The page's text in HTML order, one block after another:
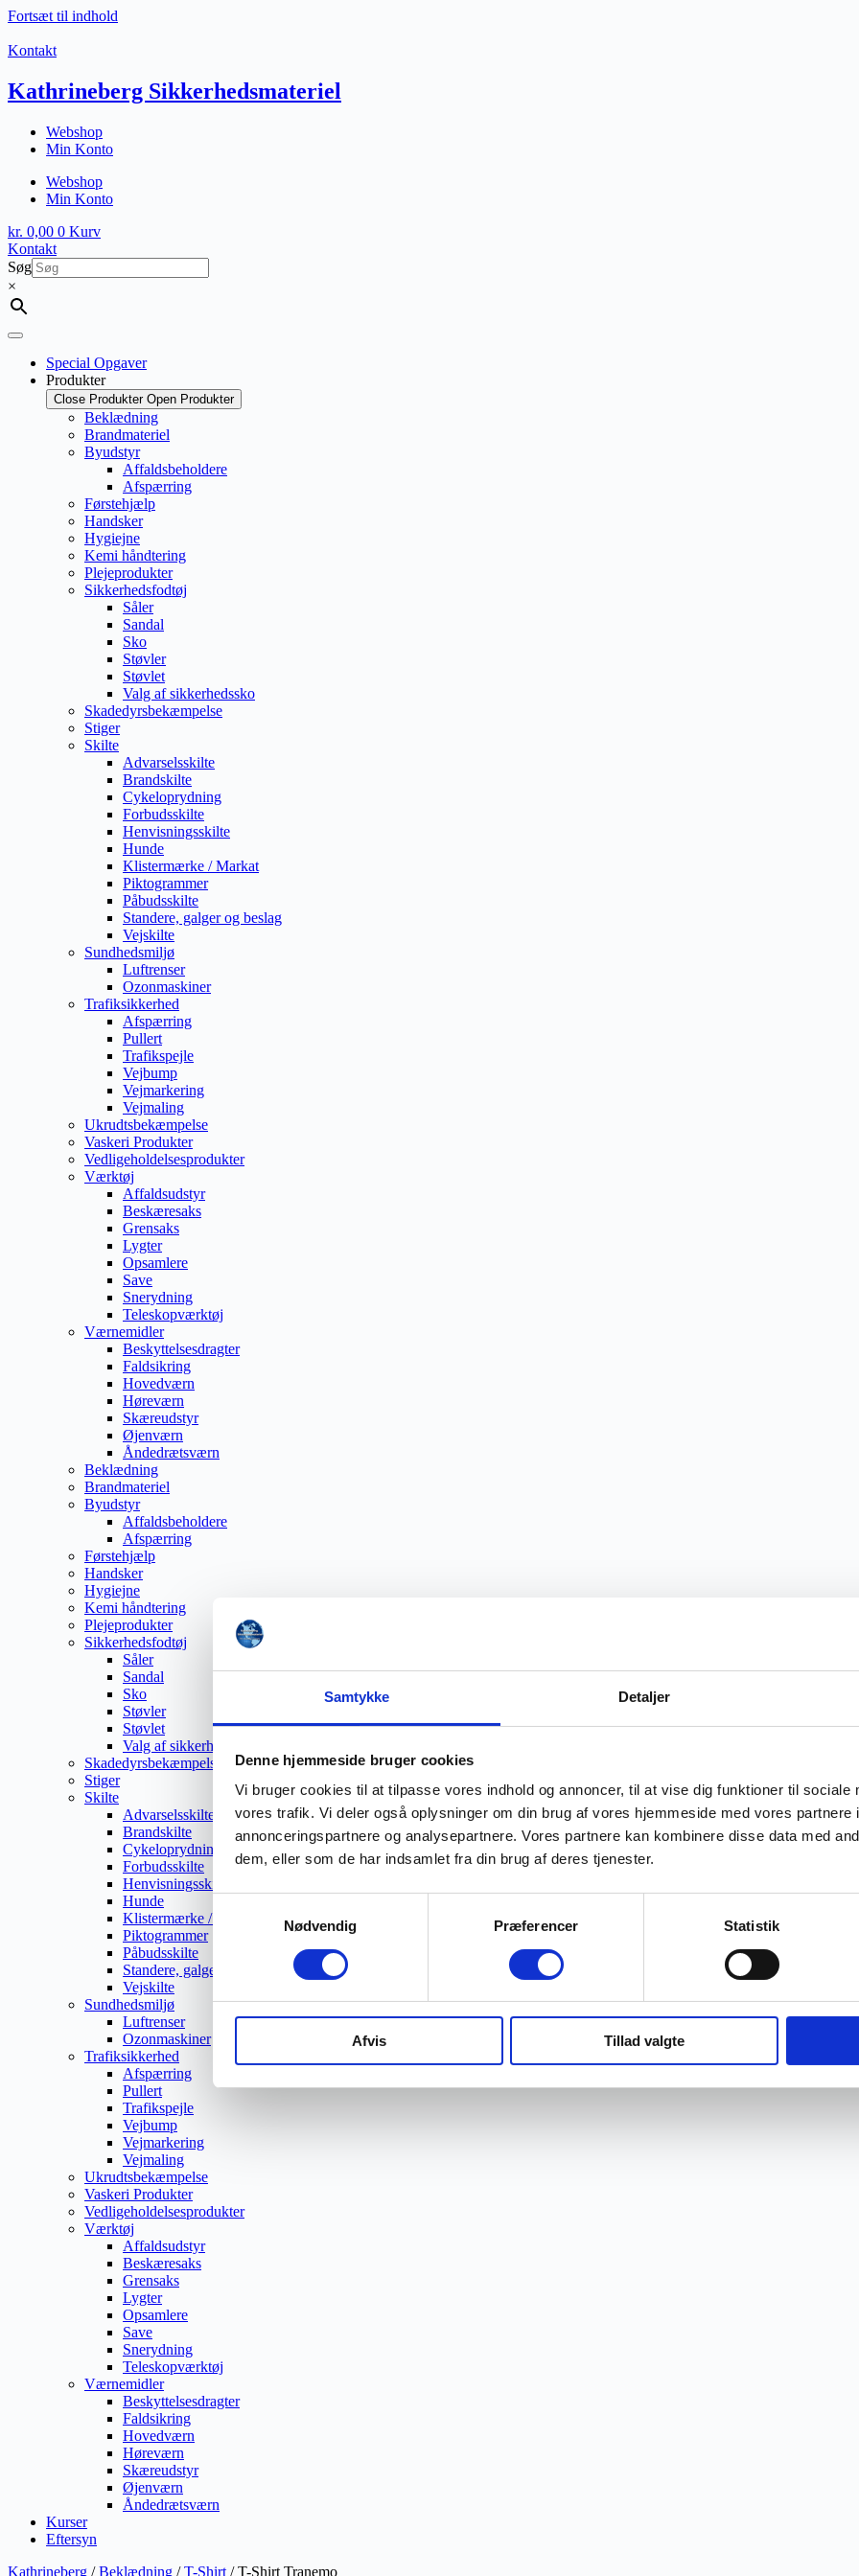
Samtykke Detaljer
Denne hjemmeside bruger cookies
Vi bruger cookies til at tilpasse vores indhold og annoncer, til at vise dig funktioner til sociale
vores trafik. Vi deler også oplysninger om din brug af vores hjemmeside med vores partnere
annonceringspartnere og analysepartnere. Vores partnere kan kombinere disse data med
dem, eller som de har indsamlet fra din brug af deres tjenester.
Nødvendig
Præferencer Statistik
Afvis Tillad valgte
Fortsæt til indhold
Kontakt
Kathrineberg Sikkerhedsmateriel
Webshop
Min Konto
Webshop
Min Konto
kr. 0,00 0 Kurv
Kontakt
Søg
×
Special Opgaver
Produkter
Close Produkter Open Produkter
Beklædning
Brandmateriel
Byudstyr
Affaldsbeholdere
Afspærring
Førstehjælp
Handsker
Hygiejne
Kemi håndtering
Plejeprodukter
Sikkerhedsfodtøj
Såler
Sandal
Sko
Støvler
Støvlet
Valg af sikkerhedssko
Skadedyrsbekæmpelse
Stiger
Skilte
Advarselsskilte
Brandskilte
Cykeloprydning
Forbudsskilte
Henvisningsskilte
Hunde
Klistermærke / Markat
Piktogrammer
Påbudsskilte
Standere, galger og beslag
Vejskilte
Sundhedsmiljø
Luftrenser
Ozonmaskiner
Trafiksikkerhed
Afspærring
Pullert
Trafikspejle
Vejbump
Vejmarkering
Vejmaling
Ukrudtsbekæmpelse
Vaskeri Produkter
Vedligeholdelsesprodukter
Værktøj
Affaldsudstyr
Beskæresaks
Grensaks
Lygter
Opsamlere
Save
Snerydning
Teleskopværktøj
Værnemidler
Beskyttelsesdragter
Faldsikring
Hovedværn
Høreværn
Skæreudstyr
Øjenværn
Åndedrætsværn
Beklædning
Brandmateriel
Byudstyr
Affaldsbeholdere
Afspærring
Førstehjælp
Handsker
Hygiejne
Kemi håndtering
Plejeprodukter
Sikkerhedsfodtøj
Såler
Sandal
Sko
Støvler
Støvlet
Valg af sikkerhedssko
Skadedyrsbekæmpelse
Stiger
Skilte
Advarselsskilte
Brandskilte
Cykeloprydning
Forbudsskilte
Henvisningsskilte
Hunde
Klistermærke / Markat
Piktogrammer
Påbudsskilte
Standere, galger og beslag
Vejskilte
Sundhedsmiljø
Luftrenser
Ozonmaskiner
Trafiksikkerhed
Afspærring
Pullert
Trafikspejle
Vejbump
Vejmarkering
Vejmaling
Ukrudtsbekæmpelse
Vaskeri Produkter
Vedligeholdelsesprodukter
Værktøj
Affaldsudstyr
Beskæresaks
Grensaks
Lygter
Opsamlere
Save
Snerydning
Teleskopværktøj
Værnemidler
Beskyttelsesdragter
Faldsikring
Hovedværn
Høreværn
Skæreudstyr
Øjenværn
Åndedrætsværn
Kurser
Eftersyn
Kathrineberg /Beklædning /T-Shirt / T-Shirt Tranemo